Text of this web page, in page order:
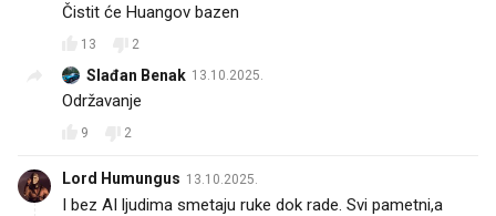
Čistit će Huangov bazen
13 2
Slađan Benak 13.10.2025.
Održavanje
9 2
Lord Humungus 13.10.2025.
I bez AI ljudima smetaju ruke dok rade. Svi pametni,a